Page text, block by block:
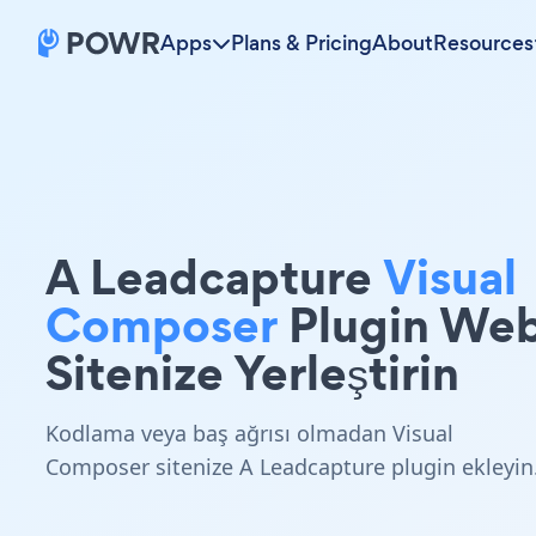
Apps Plans & PricingAboutResources
A LeadcaptureVisual
Composer Plugin
Sitenize Yerleştirin
Kodlama veya baş ağrısı olmadan Visual
Composer sitenize A Leadcapture plugin